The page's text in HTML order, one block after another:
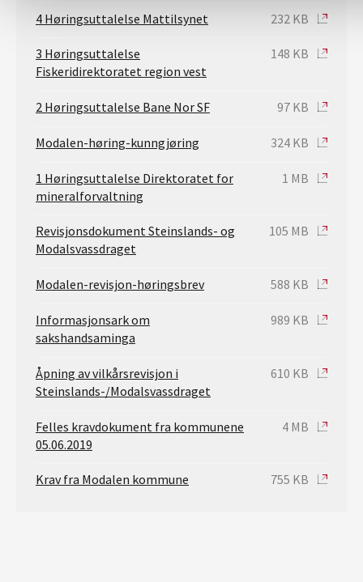
4 Høringsuttalelse Mattilsynet 232 KB
3 Høringsuttalelse
Fiskeridirektoratet region vest
148 KB
2 Høringsuttalelse Bane Nor SF 97 KB
Modalen-høring-kunngjøring 324 KB
1 Høringsuttalelse Direktoratet for
mineralforvaltning
1 MB
Revisjonsdokument Steinslands- og
Modalsvassdraget
105 MB
Modalen-revisjon-høringsbrev 588 KB
Informasjonsark om
sakshandsaminga
989 KB
Åpning av vilkårsrevisjon i
Steinslands-/Modalsvassdraget
610 KB
Felles kravdokument fra kommunene
05.06.2019
4 MB
Krav fra Modalen kommune 755 KB